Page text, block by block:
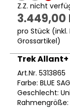
Z.Z. nicht
3.449,00
pro Stück (inkl.
Grossartikel)
Trek Allant+
Art.Nr. 5313865
Farbe: BLUE
Geschlecht: Uni
Rahmengröße: